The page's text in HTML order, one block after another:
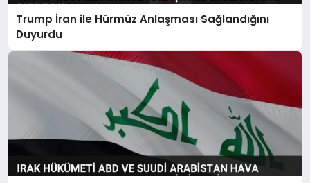
Trump İran ile Hürmüz Anlaşması Sağlandığını
Duyurdu